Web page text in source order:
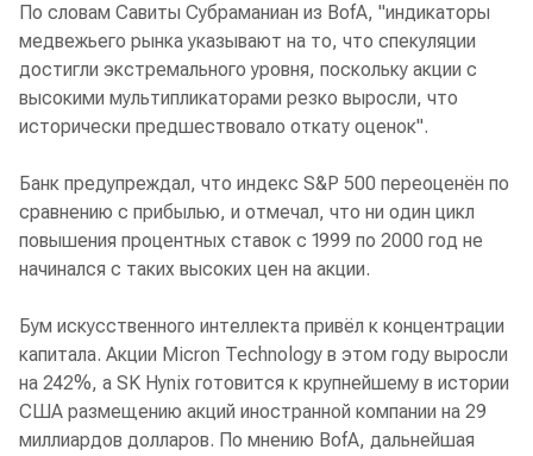
По словам Савиты Субраманиан из BofA, "индикаторы
медвежьего рынка указывают на то, что спекуляции
достигли экстремального уровня, поскольку акции с
высокими мультипликаторами резко выросли, что
исторически предшествовало откату оценок".
Банк предупреждал, что индекс S&P 500 переоценён по
сравнению с прибылью, и отмечал, что ни один цикл
повышения процентных ставок с 1999 по 2000 год не
начинался с таких высоких цен на акции.
Бум искусственного интеллекта привёл к концентрации
капитала. Акции Micron Technology в этом году выросли
на 242%, а SK Hynix готовится к крупнейшему в истории
США размещению акций иностранной компании на 29
миллиардов долларов. По мнению BofA, дальнейшая